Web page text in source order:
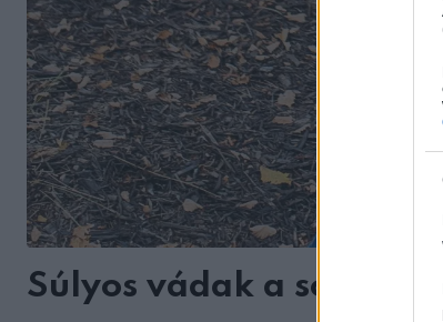
Súlyos vádak a sofőr